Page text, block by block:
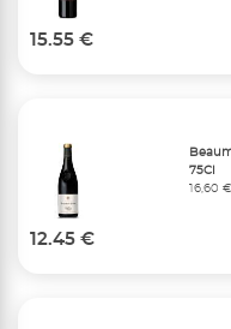
15.55 €
75Cl
16,60
12.45 €